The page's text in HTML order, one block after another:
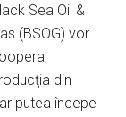
Sea Oil &
(BSOG) vor
din
putea începe